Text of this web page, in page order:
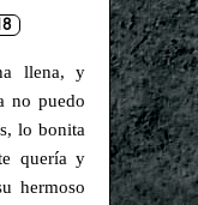
llena, y
no puedo
lo bonita
quería y
hermoso